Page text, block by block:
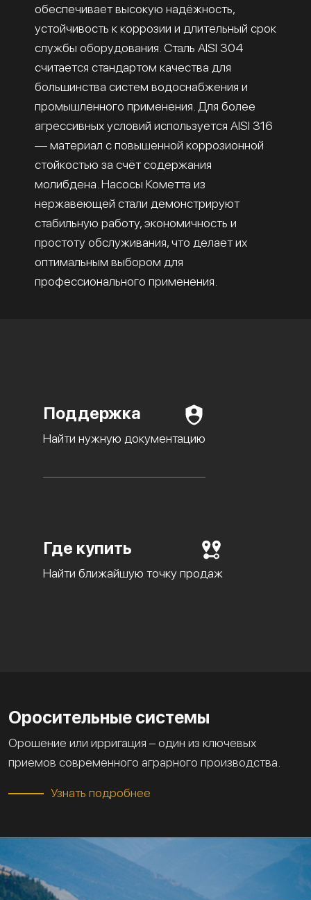
обеспечивает высокую надёжность,
устойчивость к коррозии и длительный срок
службы оборудования. Сталь AISI 304
считается стандартом качества для
большинства систем водоснабжения и
промышленного применения. Для более
агрессивных условий используется AISI 316
— материал с повышенной коррозионной
стойкостью за счёт содержания
молибдена. Насосы Кометта из
нержавеющей стали демонстрируют
стабильную работу, экономичность и
простоту обслуживания, что делает их
оптимальным выбором для
профессионального применения.
Поддержка
Найти нужную документацию
Где купить
Найти ближайшую точку продаж
Оросительные системы
Орошение или ирригация – один из ключевых
приемов современного аграрного производства.
Узнать подробнее